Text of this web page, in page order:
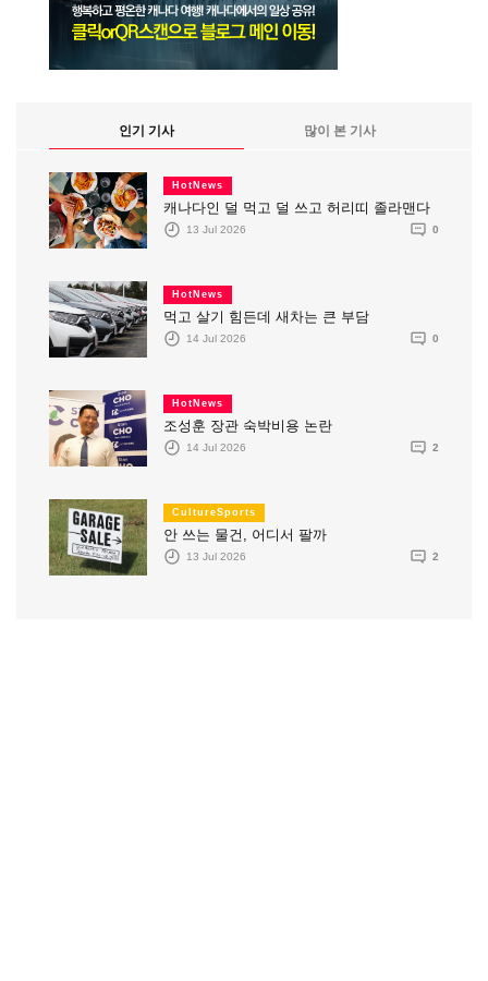
인기 기사 많이 본 기사
HotNews
캐나다인 덜 먹고 덜 쓰고 허리띠 졸라맨다
13 Jul 2026 0
HotNews
먹고 살기 힘든데 새차는 큰 부담
14 Jul 2026 0
HotNews
조성훈 장관 숙박비용 논란
14 Jul 2026 2
CultureSports
안 쓰는 물건, 어디서 팔까
13 Jul 2026 2